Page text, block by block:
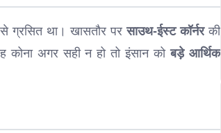
से ग्रसित था। खासतौर परसाउथ-ईस्ट कॉर्नरकी
कोना अगर सही न हो तो इंसान कोबड़े आर्थिक